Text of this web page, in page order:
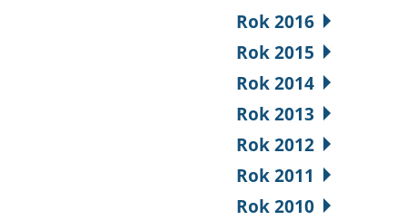
Rok 2016
Rok 2015
Rok 2014
Rok 2013
Rok 2012
Rok 2011
Rok 2010